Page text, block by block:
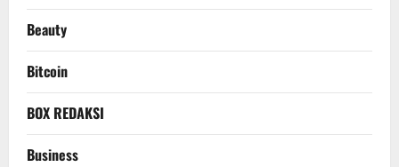
Beauty
Bitcoin
BOX REDAKSI
Business